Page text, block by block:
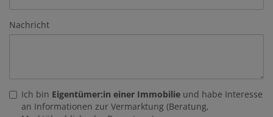
Nachricht
Ich bin Eigentümer:in einer Immobilie und habe Interesse
an Informationen zur Vermarktung (Beratung,